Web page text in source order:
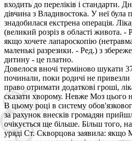
входить до переліків і стандарти.
дівчина з Владивостока. У неї була
знадобилася екстрена операція.
(великий розріз в області живота.
якщо хочете лапароскопію
маленькі разрезики. - Ред.) з
дитину - це платно.
Довелося вночі терміново шукати
починали, поки родичі не
право отримати додаткові гроші,
сказати хворому. Невже Моз цього
В цьому році в систему
за рахунок внесків громадян
очікується ще більше. Більш того,
уряді Ст. Скворцова заявила: якщо